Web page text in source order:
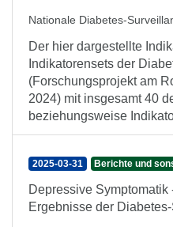
Nationale Diabetes-
Der hier dargestellte
Indikatorensets der
(Forschungsprojekt am
2024) mit insgesamt 40
beziehungsweise
2025-03-31 Berichte und
Depressive Symptomatik
Ergebnisse der